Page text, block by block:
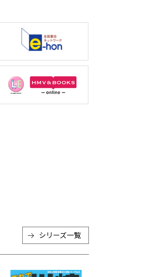
シリーズ一覧